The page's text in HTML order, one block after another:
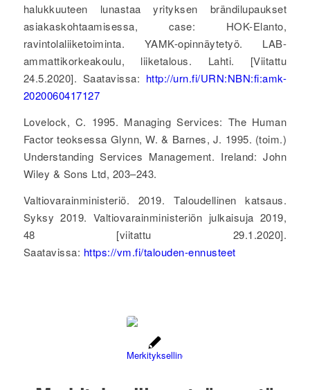
halukkuuteen lunastaa yrityksen brändilupaukset
asiakaskohtaamisessa, case: HOK-Elanto,
ravintolaliiketoiminta. YAMK-opinnäytetyö. LAB-
ammattikorkeakoulu, liiketalous. Lahti. [Viitattu
24.5.2020]. Saatavissa: http://urn.fi/URN:NBN:fi:amk-
2020060417127
Lovelock, C. 1995. Managing Services: The Human
Factor teoksessa Glynn, W. & Barnes, J. 1995. (toim.)
Understanding Services Management. Ireland: John
Wiley & Sons Ltd, 203–243.
Valtiovarainministeriö. 2019. Taloudellinen katsaus.
Syksy 2019. Valtiovarainministeriön julkaisuja 2019,
48 [viitattu 29.1.2020].
Saatavissa: https://vm.fi/talouden-ennusteet